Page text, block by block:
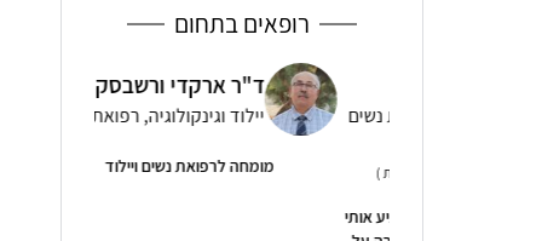
רופאים בתחום
ד"ר ארקדי ורשבסקי
יילוד וגינקולוגיה, רפואת נשים
מומחה לרפואת נשים ויילוד